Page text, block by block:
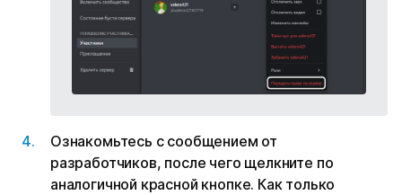
Ознакомьтесь с сообщением от
разработчиков, после чего щелкните по
аналогичной красной кнопке. Как только